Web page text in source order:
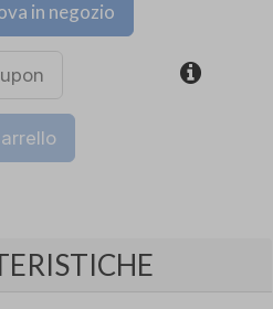
in negozio